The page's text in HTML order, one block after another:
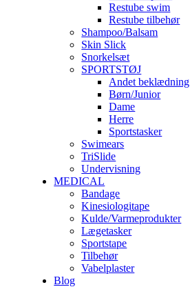
Restube swim
Restube tilbehør
Shampoo/Balsam
Skin Slick
Snorkelsæt
SPORTSTØJ
Andet beklædning
Børn/Junior
Dame
Herre
Sportstasker
Swimears
TriSlide
Undervisning
MEDICAL
Bandage
Kinesiologitape
Kulde/Varmeprodukter
Lægetasker
Sportstape
Tilbehør
Vabelplaster
Blog